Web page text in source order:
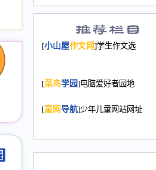
长会、家园网－个人空间，用户一
次注册全部通行。
2008.12.12家园网正式运行，域
年，2009版提前启用，小山屋全面
小山画廊均增加多个新栏目。。
评分、顶功能，作文宝典改版。
[小山屋作文网]学生作文选
[菜鸟学园]电脑爱好者园地
[童网导航]少年儿童网站网址